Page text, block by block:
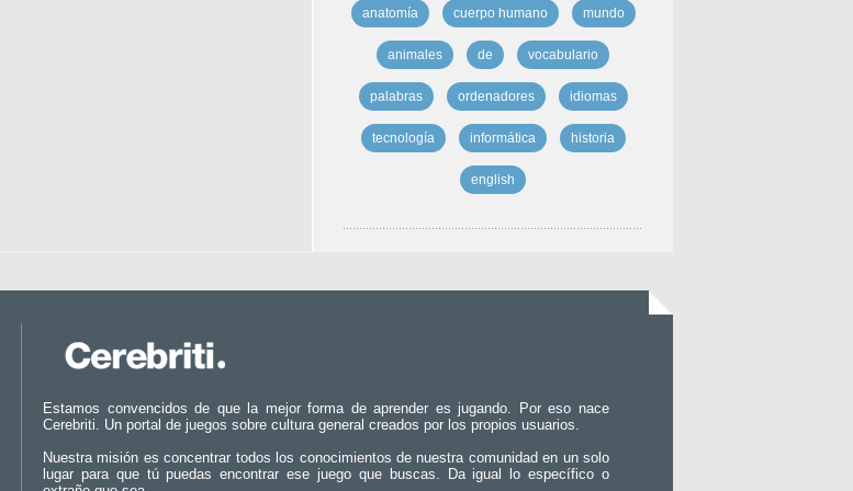
anatomía cuerpo humano mundo
animales de vocabulario
palabras ordenadores idiomas
tecnología informática historia
english
Estamos convencidos de que la mejor forma de aprender es jugando. Por eso nace
Cerebriti. Un portal de juegos sobre cultura general creados por los propios usuarios.
Nuestra misión es concentrar todos los conocimientos de nuestra comunidad en un solo
lugar para que tú puedas encontrar ese juego que buscas. Da igual lo específico o